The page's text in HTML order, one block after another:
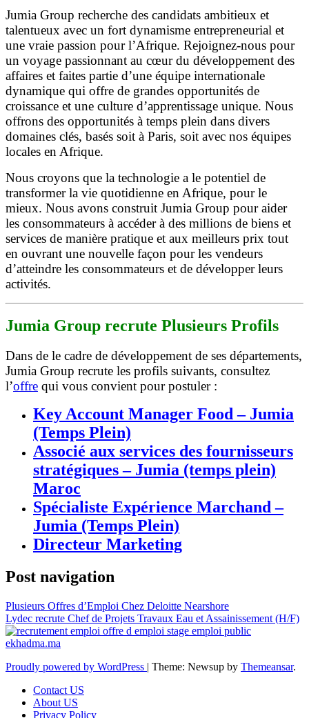
Jumia Group recherche des candidats ambitieux et
talentueux avec un fort dynamisme entrepreneurial et
une vraie passion pour l’Afrique. Rejoignez-nous pour
un voyage passionnant au cœur du développement des
affaires et faites partie d’une équipe internationale
dynamique qui offre de grandes opportunités de
croissance et une culture d’apprentissage unique. Nous
offrons des opportunités à temps plein dans divers
domaines clés, basés soit à Paris, soit avec nos équipes
locales en Afrique.
Nous croyons que la technologie a le potentiel de
transformer la vie quotidienne en Afrique, pour le
mieux. Nous avons construit Jumia Group pour aider
les consommateurs à accéder à des millions de biens et
services de manière pratique et aux meilleurs prix tout
en ouvrant une nouvelle façon pour les vendeurs
d’atteindre les consommateurs et de développer leurs
activités.
Jumia Group recrute Plusieurs Profils
Dans de le cadre de développement de ses départements,
Jumia Group recrute les profils suivants, consultez
l’offre qui vous convient pour postuler :
Key Account Manager Food – Jumia
(Temps Plein)
Associé aux services des fournisseurs
stratégiques – Jumia (temps plein)
Maroc
Spécialiste Expérience Marchand –
Jumia (Temps Plein)
Directeur Marketing
Post navigation
Plusieurs Offres d’Emploi Chez Deloitte Nearshore
Lydec recrute Chef de Projets Travaux Eau et Assainissement (H/F)
Proudly powered by WordPress | Theme: Newsup by Themeansar.
Contact US
About US
Privacy Policy